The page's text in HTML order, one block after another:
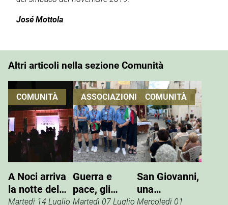
José Mottola
Altri articoli nella sezione Comunità
COMUNITÀ
A Noci arriva
la notte del
vino che si
Martedì 14 Luglio
ASSOCIAZIONI
Guerra e
pace, gli
Scout
Martedì 07 Luglio
COMUNITÀ
San Giovanni,
una
tradizione che
Mercoledì 01